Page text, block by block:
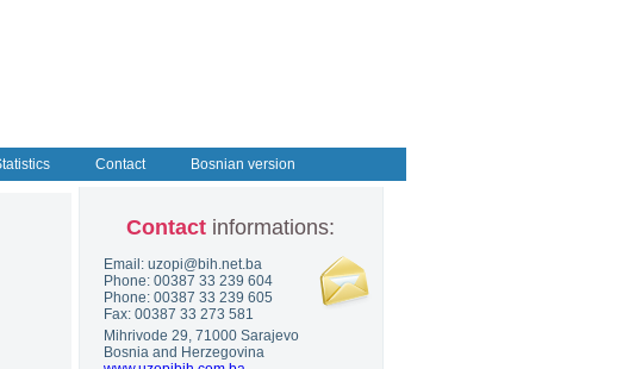
Contact Bosnian version
Contact informations:
Email: uzopi@bih.net.ba
Phone: 00387 33 239 604
Phone: 00387 33 239 605
Fax: 00387 33 273 581
Mihrivode 29, 71000 Sarajevo
Bosnia and Herzegovina